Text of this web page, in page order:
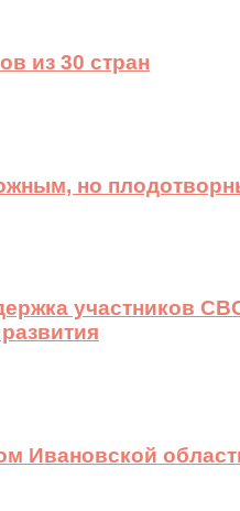
из 30 стран
но
участников
Ивановской